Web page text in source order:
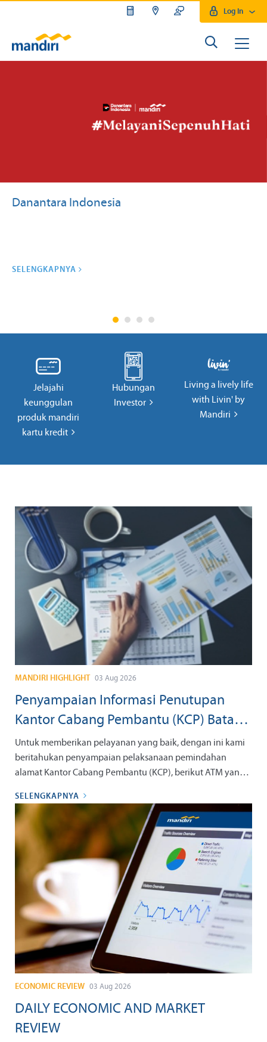
Log In
Danantara Indonesia
SELENGKAPNYA
Jelajahi
keunggulan
produk mandiri
kartu kredit
Hubungan
Investor
Living a lively life
with Livin' by
Mandiri
MANDIRI HIGHLIGHT 03 Aug 2026
Penyampaian Informasi Penutupan
Kantor Cabang Pembantu (KCP) Batam
Nagoya Prioritas tanggal 07 September
2026
Untuk memberikan pelayanan yang baik, dengan ini kami
beritahukan penyampaian pelaksanaan pemindahan
alamat Kantor Cabang Pembantu (KCP), berikut ATM yang
SELENGKAPNYA
ECONOMIC REVIEW 03 Aug 2026
DAILY ECONOMIC AND MARKET
REVIEW